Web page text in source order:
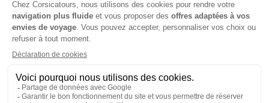
Kontaktieren Sie unsere Berater
Unsere Partner